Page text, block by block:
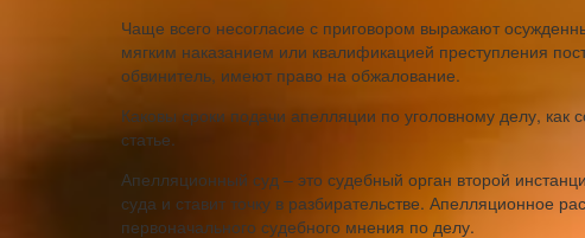
Чаще всего несогласие с приговором выражают
мягким наказанием или квалификацией преступления
обвинитель, имеют право на обжалование.
Каковы сроки подачи апелляции по уголовному делу, как
статье.
Апелляционный суд – это судебный орган второй
суда и ставит точку в разбирательстве. Апелляционное
первоначального судебного мнения по делу.